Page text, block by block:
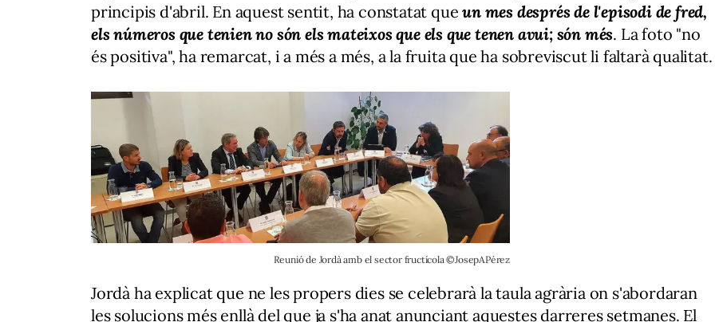
principis d'abril. En aquest sentit, ha constatat queun mes després de l'episodi de fred,
els números que tenien no són els mateixos que els que tenen avui; són més. La foto "no
és positiva", ha remarcat, i a més a més, a la fruita que ha sobreviscut li faltarà qualitat.
Reunió de Jordà amb el sector fructícola ©JosepAPérez
Jordà ha explicat que ne les propers dies se celebrarà la taula agrària on s'abordaran
les solucions més enllà del que ja s'ha anat anunciant aquestes darreres setmanes. El